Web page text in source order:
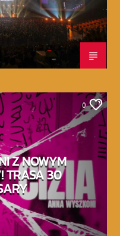
0
Z NOWYM
TRASA 30